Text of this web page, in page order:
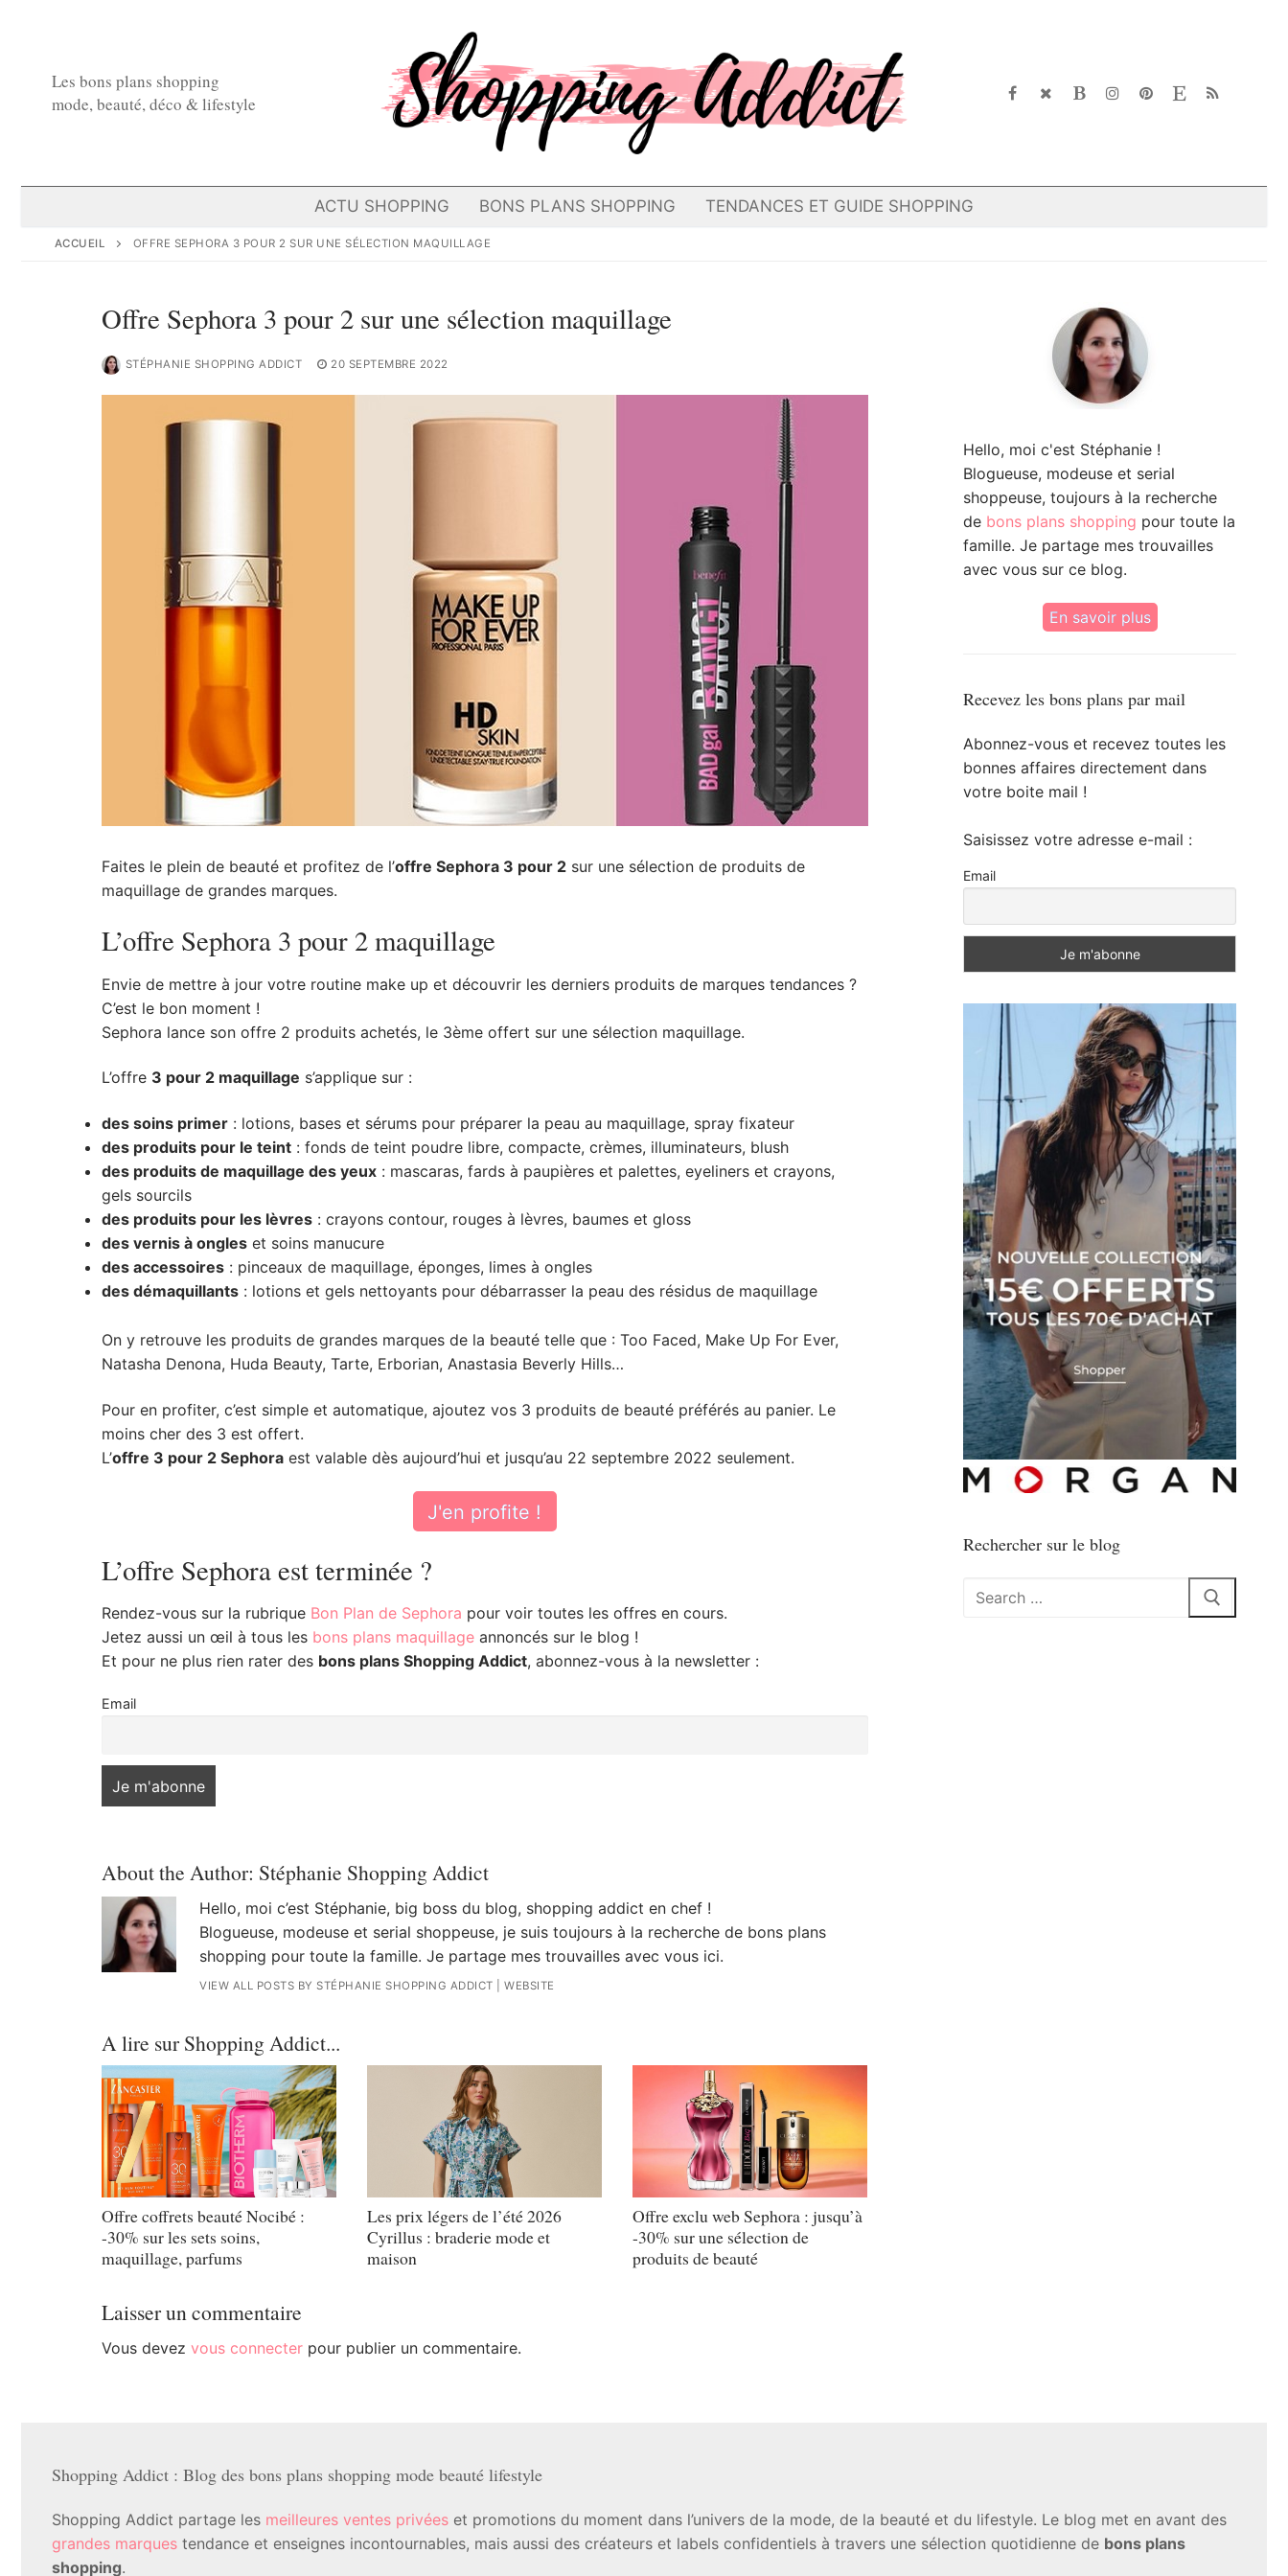
Les bons plans shopping
mode, beauté, déco & lifestyle
ACTU SHOPPING BONS PLANS SHOPPING TENDANCES ET GUIDE SHOPPING
ACCUEIL OFFRE SEPHORA 3 POUR 2 SUR UNE SÉLECTION MAQUILLAGE
Offre Sephora 3 pour 2 sur une sélection maquillage
STÉPHANIE SHOPPING ADDICT 20 SEPTEMBRE 2022
Faites le plein de beauté et profitez de l’offre Sephora 3 pour 2sur une sélection de produits de
maquillage de grandes marques.
L’offre Sephora 3 pour 2 maquillage
Envie de mettre à jour votre routine make up et découvrir les derniers produits de marques tendances ?
C’est le bon moment !
Sephora lance son offre 2 produits achetés, le 3ème offert sur une sélection maquillage.
L’offre 3 pour 2 maquillage s’applique sur :
des soins primer: lotions, bases et sérums pour préparer la peau au maquillage, spray fixateur
des produits pour le teint: fonds de teint poudre libre, compacte, crèmes, illuminateurs, blush
des produits de maquillage des yeux: mascaras, fards à paupières et palettes, eyeliners et crayons,
gels sourcils
des produits pour les lèvres: crayons contour, rouges à lèvres, baumes et gloss
des vernis à ongleset soins manucure
des accessoires: pinceaux de maquillage, éponges, limes à ongles
des démaquillants: lotions et gels nettoyants pour débarrasser la peau des résidus de maquillage
On y retrouve les produits de grandes marques de la beauté telle que : Too Faced, Make Up For Ever,
Natasha Denona, Huda Beauty, Tarte, Erborian, Anastasia Beverly Hills…
Pour en profiter, c’est simple et automatique, ajoutez vos 3 produits de beauté préférés au panier. Le
moins cher des 3 est offert.
L’offre 3 pour 2 Sephoraest valable dès aujourd’hui et jusqu’au 22 septembre 2022 seulement.
J'en profite !
L’offre Sephora est terminée ?
Rendez-vous sur la rubrique Bon Plan de Sephora pour voir toutes les offres en cours.
Jetez aussi un œil à tous les bons plans maquillageannoncés sur le blog !
Et pour ne plus rien rater des bons plans Shopping Addict, abonnez-vous à la newsletter :
Email
About the Author: Stéphanie Shopping Addict
Hello, moi c’est Stéphanie, big boss du blog, shopping addict en chef !
Blogueuse, modeuse et serial shoppeuse, je suis toujours à la recherche de bons plans
shopping pour toute la famille. Je partage mes trouvailles avec vous ici.
VIEW ALL POSTS BY STÉPHANIE SHOPPING ADDICT |WEBSITE
A lire sur Shopping Addict...
Offre coffrets beauté Nocibé :
-30% sur les sets soins,
maquillage, parfums
Les prix légers de l’été 2026
Cyrillus : braderie mode et
maison
Offre exclu web Sephora : jusqu’à
-30% sur une sélection de
produits de beauté
Laisser un commentaire
Vous devez vous connecterpour publier un commentaire.
Hello, moi c'est Stéphanie !
Blogueuse, modeuse et serial
shoppeuse, toujours à la recherche
de bons plans shopping pour toute la
famille. Je partage mes trouvailles
avec vous sur ce blog.
En savoir plus
Recevez les bons plans par mail
Abonnez-vous et recevez toutes les
bonnes affaires directement dans
votre boite mail !
Saisissez votre adresse e-mail :
Email
Rechercher sur le blog
Rechercher
Shopping Addict : Blog des bons plans shopping mode beauté lifestyle
Shopping Addict partage les meilleures ventes privées et promotions du moment dans l’univers de la mode, de la beauté et du lifestyle. Le blog met en avant des
grandes marques tendance et enseignes incontournables, mais aussi des créateurs et labels confidentiels à travers une sélection quotidienne de bons plans
shopping.